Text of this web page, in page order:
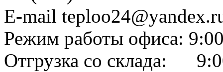
E-mail
Режим работы офиса:
Отгрузка со склада: